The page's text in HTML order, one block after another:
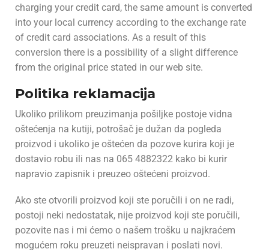
charging your credit card, the same amount is converted
into your local currency according to the exchange rate
of credit card associations. As a result of this
conversion there is a possibility of a slight difference
from the original price stated in our web site.
Politika reklamacija
Ukoliko prilikom preuzimanja pošiljke postoje vidna
oštećenja na kutiji, potrošač je dužan da pogleda
proizvod i ukoliko je oštećen da pozove kurira koji je
dostavio robu ili nas na 065 4882322 kako bi kurir
napravio zapisnik i preuzeo oštećeni proizvod.
Ako ste otvorili proizvod koji ste poručili i on ne radi,
postoji neki nedostatak, nije proizvod koji ste poručili,
pozovite nas i mi ćemo o našem trošku u najkraćem
mogućem roku preuzeti neispravan i poslati novi.